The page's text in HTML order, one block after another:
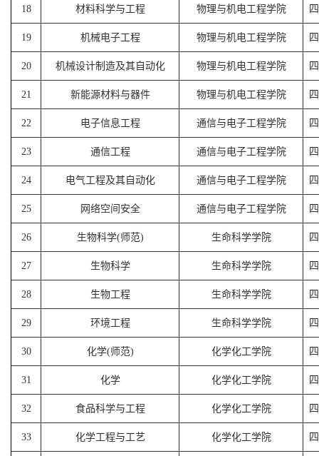
18 材料科学与工程 物理与机电工程学院
19 机械电子工程 物理与机电工程学院
20 机械设计制造及其自动化 物理与机电工程学院
21 新能源材料与器件 物理与机电工程学院
22 电子信息工程 通信与电子工程学院
23 通信工程 通信与电子工程学院
24 电气工程及其自动化 通信与电子工程学院
25 网络空间安全 通信与电子工程学院
26 生物科学(师范) 生命科学学院
27 生物科学 生命科学学院
28 生物工程 生命科学学院
29 环境工程 生命科学学院
30 化学(师范) 化学化工学院
31 化学 化学化工学院
32 食品科学与工程 化学化工学院
33 化学工程与工艺 化学化工学院